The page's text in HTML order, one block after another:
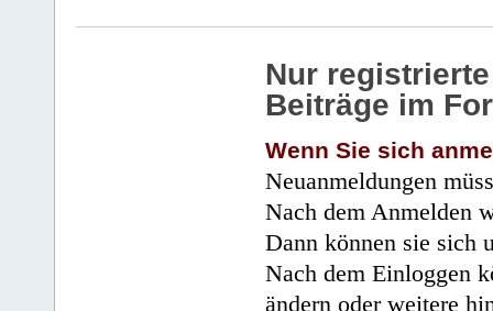
Nur
Beiträge im
Wenn Sie sich
Neuanmeldungen
Nach dem Anmelden
Dann können sie sich
Nach dem Einloggen
ändern oder weitere